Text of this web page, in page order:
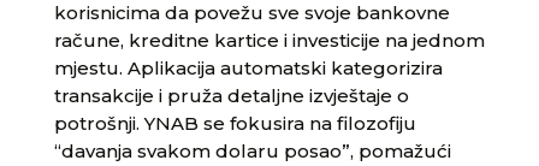
korisnicima da povežu sve svoje bankovne
račune, kreditne kartice i investicije na jednom
mjestu. Aplikacija automatski kategorizira
transakcije i pruža detaljne izvještaje o
potrošnji. YNAB se fokusira na filozofiju
“davanja svakom dolaru posao”, pomažući